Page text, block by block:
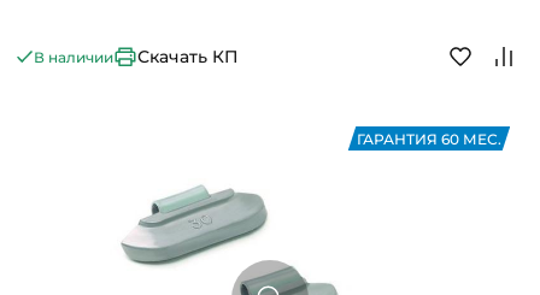
ГАРАНТИЯ 60 МЕС.
В наличии Скачать КП